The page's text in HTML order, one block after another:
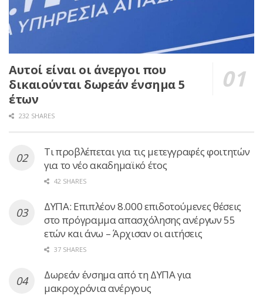
Αυτοί είναι οι άνεργοι που
δικαιούνται δωρεάν ένσημα 5
έτων
232 SHARES
Τι προβλέπεται για τις μετεγγραφές φοιτητών
για το νέο ακαδημαϊκό έτος
42 SHARES
ΔΥΠΑ: Επιπλέον 8.000 επιδοτούμενες θέσεις
στο πρόγραμμα απασχόλησης ανέργων 55
ετών και άνω – Άρχισαν οι αιτήσεις
37 SHARES
Δωρεάν ένσημα από τη ΔΥΠΑ για
μακροχρόνια ανέργους